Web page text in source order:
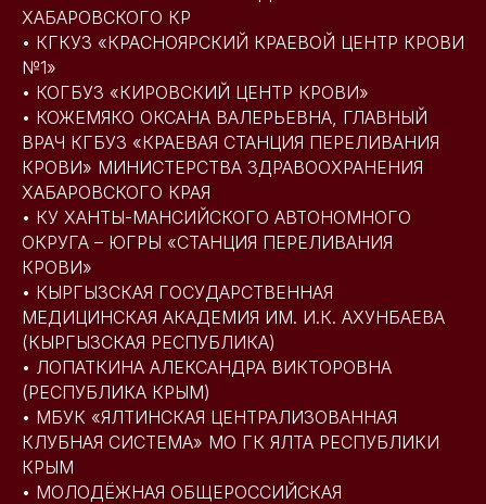
ХАБАРОВСКОГО КР
• КГКУЗ «КРАСНОЯРСКИЙ КРАЕВОЙ ЦЕНТР КРОВИ
№1»
• КОГБУЗ «КИРОВСКИЙ ЦЕНТР КРОВИ»
• КОЖЕМЯКО ОКСАНА ВАЛЕРЬЕВНА, ГЛАВНЫЙ
ВРАЧ КГБУЗ «КРАЕВАЯ СТАНЦИЯ ПЕРЕЛИВАНИЯ
КРОВИ» МИНИСТЕРСТВА ЗДРАВООХРАНЕНИЯ
ХАБАРОВСКОГО КРАЯ
• КУ ХАНТЫ-МАНСИЙСКОГО АВТОНОМНОГО
ОКРУГА – ЮГРЫ «СТАНЦИЯ ПЕРЕЛИВАНИЯ
КРОВИ»
• КЫРГЫЗСКАЯ ГОСУДАРСТВЕННАЯ
МЕДИЦИНСКАЯ АКАДЕМИЯ ИМ. И.К. АХУНБАЕВА
(КЫРГЫЗСКАЯ РЕСПУБЛИКА)
• ЛОПАТКИНА АЛЕКСАНДРА ВИКТОРОВНА
(РЕСПУБЛИКА КРЫМ)
• МБУК «ЯЛТИНСКАЯ ЦЕНТРАЛИЗОВАННАЯ
КЛУБНАЯ СИСТЕМА» МО ГК ЯЛТА РЕСПУБЛИКИ
КРЫМ
• МОЛОДЁЖНАЯ ОБЩЕРОССИЙСКАЯ